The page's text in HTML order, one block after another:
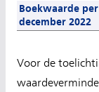
Boekwaarde per
december 2022
Voor de